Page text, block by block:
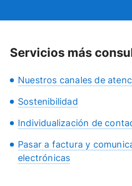
Servicios más
Nuestros canales de
Sostenibilidad
Individualización de
Pasar a factura y
electrónicas